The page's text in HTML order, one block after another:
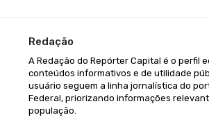
Redação
A Redação do Repórter Capital é o perfil
conteúdos informativos e de utilidade
usuário seguem a linha jornalística do
Federal, priorizando informações
população.